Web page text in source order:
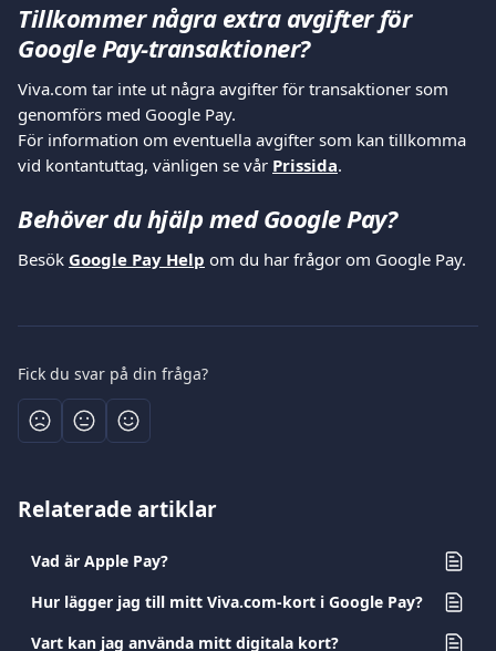
Tillkommer några extra avgifter för
Google Pay-transaktioner?
Viva.com tar inte ut några avgifter för transaktioner som
genomförs med Google Pay.
För information om eventuella avgifter som kan tillkomma
vid kontantuttag, vänligen se vår Prissida.
Behöver du hjälp med Google Pay?
Besök Google Pay Help om du har frågor om Google Pay.
Fick du svar på din fråga?
Relaterade artiklar
Vad är Apple Pay?
Hur lägger jag till mitt Viva.com-kort i Google Pay?
Vart kan jag använda mitt digitala kort?